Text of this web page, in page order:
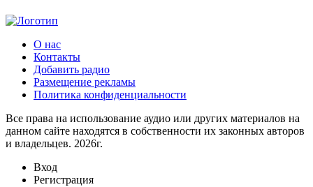
О нас
Контакты
Добавить радио
Размещение рекламы
Политика конфиденциальности
Все права на использование аудио или других материалов на
данном сайте находятся в собственности их законных авторов
и владельцев. 2026г.
Вход
Регистрация